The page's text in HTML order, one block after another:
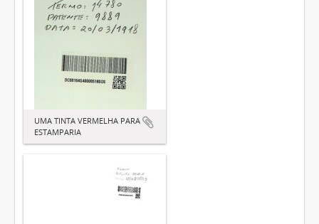
UMA TINTA VERMELHA PARA
ESTAMPARIA